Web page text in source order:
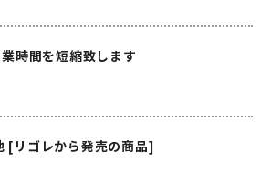
時間を短縮致します
[リゴレから発売の商品]